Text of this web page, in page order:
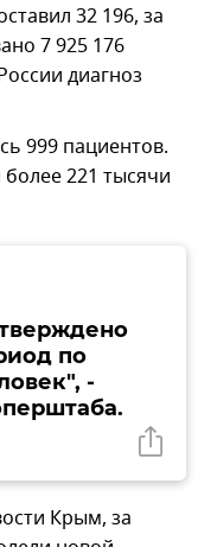
32 196, за
7 925 176
диагноз
999 пациентов.
221 тысячи
по
-
Крым, за